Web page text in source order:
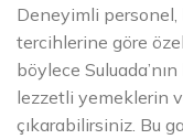
Deneyimli
tercihlerine göre
böylece
lezzetli yemeklerin
çıkarabilirsiniz. Bu